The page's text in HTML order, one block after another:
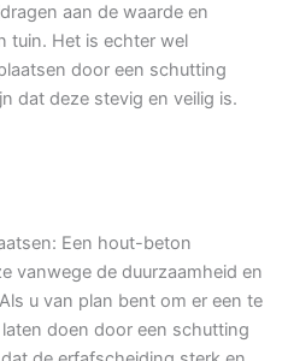
aan de waarde en
tuin. Het is echter wel
door een schutting
dat deze stevig en veilig is.
Een hout-beton
vanwege de duurzaamheid en
u van plan bent om er een te
doen door een schutting